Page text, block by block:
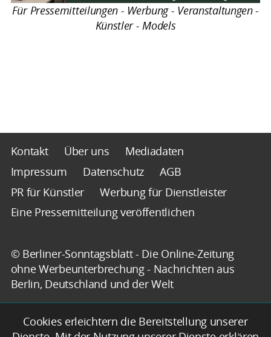
Für Pressemitteilungen - Werbung - Veranstaltungen -
Künstler - Models
Kontakt Über uns
Mediadaten
Impressum
Datenschutz
AGB
PR für Künstler
Werbung für Dienstleister
Eine Pressemitteilung veröffentlichen
© Berliner-Sonntagsblatt - Die Online-Zeitung
ohne Werbeunterbrechung - Nachrichten aus
Berlin, Deutschland und der Welt
Cookies erleichtern die Bereitstellung unserer